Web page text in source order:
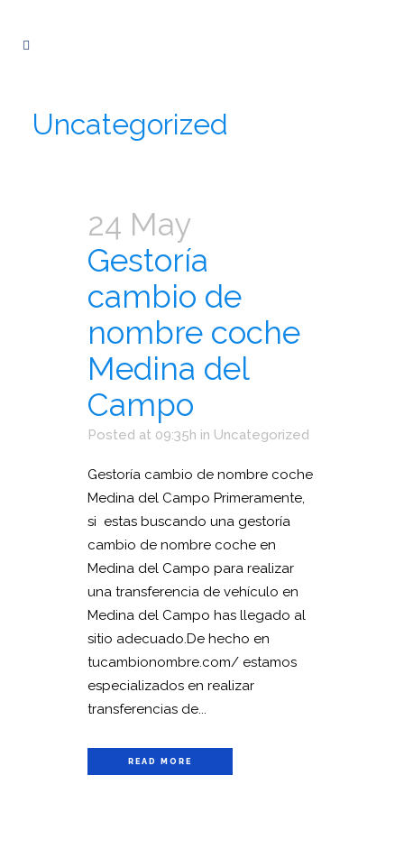
Uncategorized
24 May
Gestoría
cambio de
nombre coche
Medina del
Campo
Posted at 09:35h in Uncategorized
Gestoría cambio de nombre coche
Medina del Campo Primeramente,
si estas buscando una gestoría
cambio de nombre coche en
Medina del Campo para realizar
una transferencia de vehículo en
Medina del Campo has llegado al
sitio adecuado.De hecho en
tucambionombre.com/ estamos
especializados en realizar
transferencias de...
READ MORE